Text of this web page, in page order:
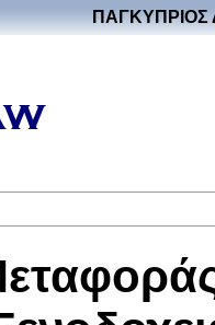
ΠΑΓΚΥΠΡΙΟΣ